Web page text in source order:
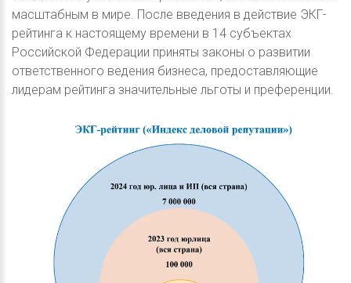
масштабным в мире. После введения в действие ЭКГ-
рейтинга к настоящему времени в 14 субъектах
Российской Федерации приняты законы о развитии
ответственного ведения бизнеса, предоставляющие
лидерам рейтинга значительные льготы и преференции.